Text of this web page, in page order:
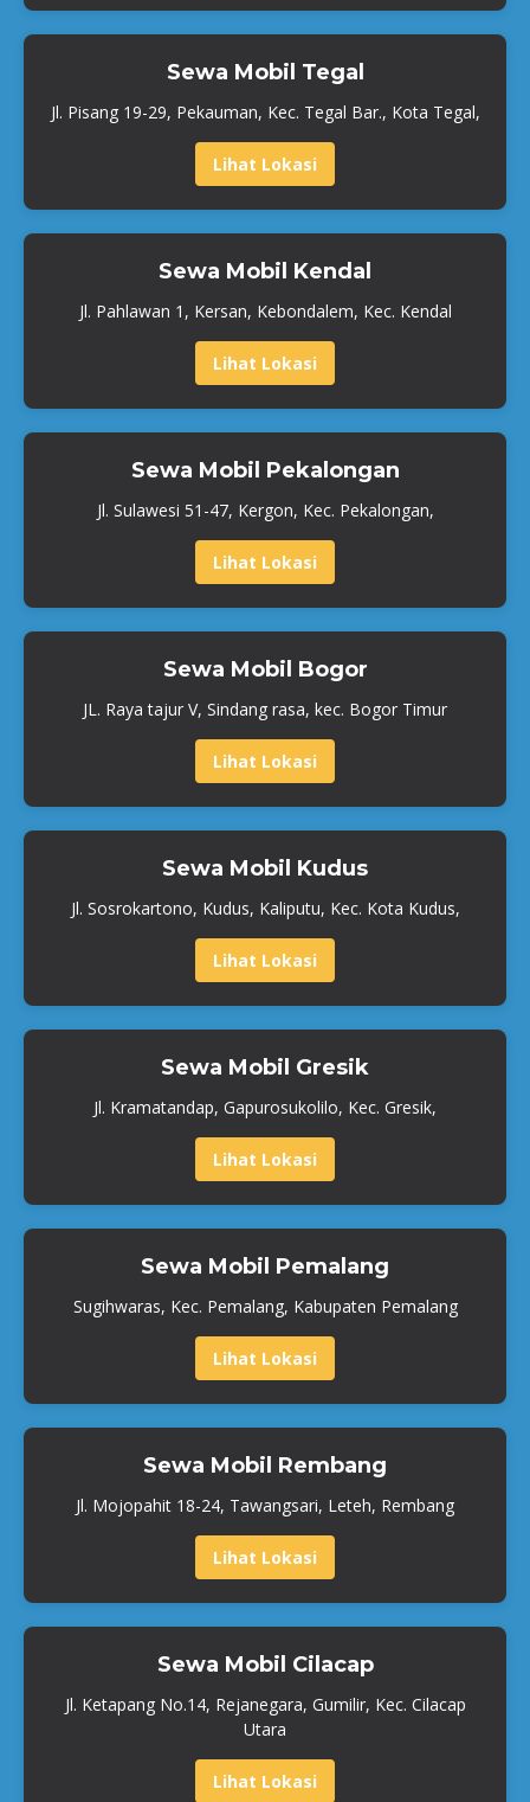
Sewa Mobil Tegal
Jl. Pisang 19-29, Pekauman, Kec. Tegal Bar., Kota Tegal,
Lihat Lokasi
Sewa Mobil Kendal
Jl. Pahlawan 1, Kersan, Kebondalem, Kec. Kendal
Lihat Lokasi
Sewa Mobil Pekalongan
Jl. Sulawesi 51-47, Kergon, Kec. Pekalongan,
Lihat Lokasi
Sewa Mobil Bogor
JL. Raya tajur V, Sindang rasa, kec. Bogor Timur
Lihat Lokasi
Sewa Mobil Kudus
Jl. Sosrokartono, Kudus, Kaliputu, Kec. Kota Kudus,
Lihat Lokasi
Sewa Mobil Gresik
Jl. Kramatandap, Gapurosukolilo, Kec. Gresik,
Lihat Lokasi
Sewa Mobil Pemalang
Sugihwaras, Kec. Pemalang, Kabupaten Pemalang
Lihat Lokasi
Sewa Mobil Rembang
Jl. Mojopahit 18-24, Tawangsari, Leteh, Rembang
Lihat Lokasi
Sewa Mobil Cilacap
Jl. Ketapang No.14, Rejanegara, Gumilir, Kec. Cilacap
Utara
Lihat Lokasi